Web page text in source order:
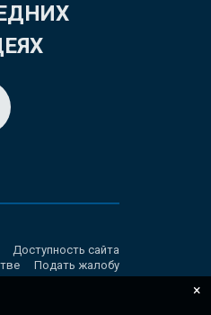
Доступность сайта
Подать жалобу
×